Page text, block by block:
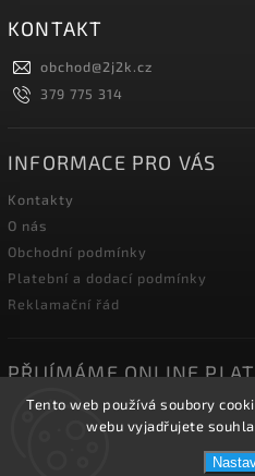
Tento web používá soubory
webu vyjadřujete
KONTAKT
obchod@2j2k.cz
379 775 314
INFORMACE PRO VÁS
Kontakty
O nás
Obchodní podmínky
Platební a dodací podmínky
Reklamační řád
PŘIJÍMÁME ONLINE